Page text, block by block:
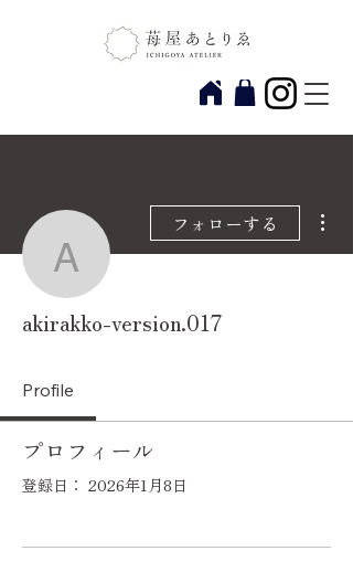
akirakko-
フォローする
akirakko-version.017
Profile
プロフィール
登録日： 2026年1月8日